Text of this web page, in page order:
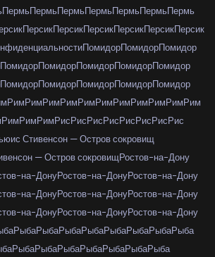
ПермьПермьПермьПермьПермьПермьПермь
ПерсикПерсикПерсикПерсикПерсикПерсик
ПомидорПомидорПомидор
ПомидорПомидорПомидорПомидорПомидор
ПомидорПомидорПомидорПомидорПомидор
РимРимРимРимРимРимРимРимРимРимРим
РимРимРимРисРисРисРисРисРисРисРис
Стивенсон — Остров сокровищ
— Остров сокровищРостов-на-Дону
на-ДонуРостов-на-ДонуРостов-на-Дону
на-ДонуРостов-на-ДонуРостов-на-Дону
на-ДонуРостов-на-ДонуРостов-на-Дону
РыбаРыбаРыбаРыбаРыбаРыбаРыбаРыба
РыбаРыбаРыбаРыбаРыбаРыбаРыба